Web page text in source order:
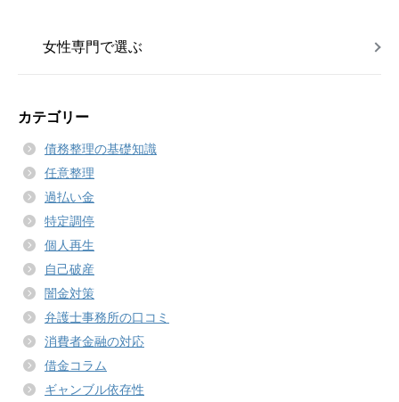
女性専門で選ぶ
カテゴリー
債務整理の基礎知識
任意整理
過払い金
特定調停
個人再生
自己破産
闇金対策
弁護士事務所の口コミ
消費者金融の対応
借金コラム
ギャンブル依存性